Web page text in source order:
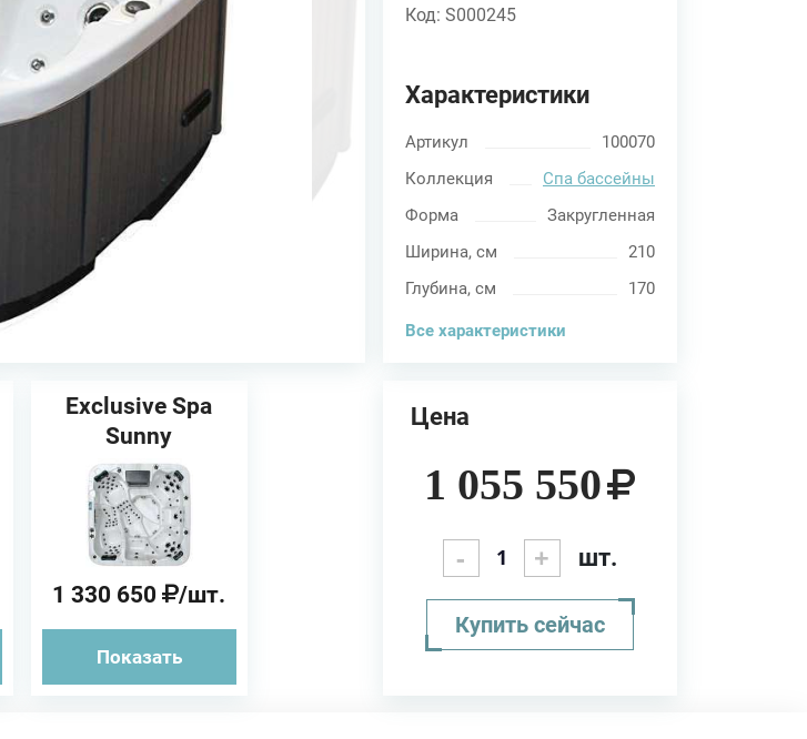
Код: S000245
Характеристики
Артикул
100070
Коллекция
Спа бассейны
Форма
Закругленная
Ширина, см
210
Глубина, см
170
Все характеристики
Exclusive Spa
Sunny
228х228х95см
Passion Spas Спа
бассейн
1 330 650 /шт.
Показать
Цена
1 055 550
- + шт.
Купить сейчас